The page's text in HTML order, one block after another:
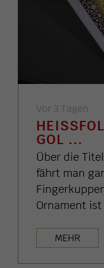
Vor 3 Tagen
OL ...
Über die
fährt man
Ornament
MEHR